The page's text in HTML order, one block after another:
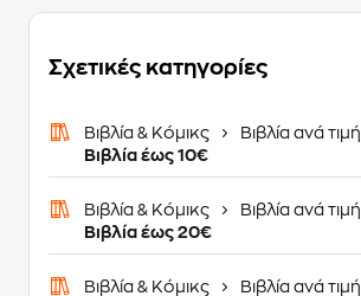
Σχετικές κατηγορίες
Βιβλία & Κόμικς
Βιβλία ανά τιμή
Βιβλία έως 10€
Βιβλία & Κόμικς
Βιβλία ανά τιμή
Βιβλία έως 20€
Βιβλία & Κόμικς
Βιβλία ανά τιμή